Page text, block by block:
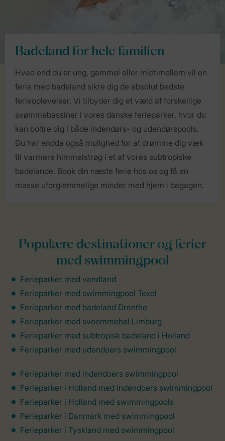
Badeland for hele familien
Hvad end du er ung, gammel eller midtimellem vil en
ferie med badeland sikre dig de absolut bedste
ferieoplevelser. Vi tilbyder dig et væld af forskellige
svømmebassiner i vores danske ferieparker, hvor du
kan boltre dig i både indendørs- og udendørspools.
Du har endda også mulighed for at drømme dig væk
til varmere himmelstrøg i et af vores subtropiske
badelande. Book din næste ferie hos os og få en
masse uforglemmelige minder med hjem i bagagen.
Populære destinationer og ferier
med swimmingpool
Ferieparker med vandland
Ferieparker med swimmingpool Texel
Ferieparker med badeland Drenthe
Ferieparker med svoemmehal Limburg
Ferieparker med subtropisk badeland i Holland
Ferieparker med udendoers swimmingpool
Ferieparker med indendoers swimmingpool
Ferieparker i Holland med indendoers swimmingpool
Ferieparker i Holland med swimmingpools
Ferieparker i Danmark med swimmingpool
Ferieparker i Tyskland med swimmingpool